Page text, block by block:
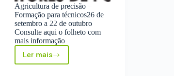
Agricultura de precisão –
Formação para técnicos26 de
setembro a 22 de outubro
Consulte aqui o folheto com
mais informação
Ler mais
Curso
Agricultura